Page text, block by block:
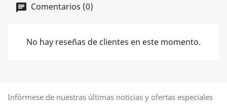
Comentarios (0)
No hay reseñas de clientes en este momento.
Infórmese de nuestras últimas noticias y ofertas especiales